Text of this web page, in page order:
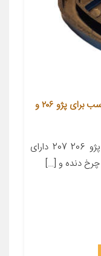
چرخدنده دریچه بخاری و کولر کد ۰۰۲ مناسب برای پژو ۲۰۶ و
معرفی محصول چرخ دنده دریچه جلو پژو 206 207 دارای
چرخ دنده و […]